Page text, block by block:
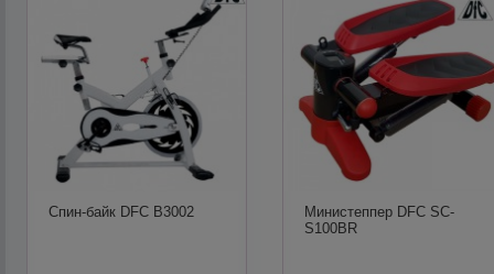
Спин-байк DFC B3002
Министеппер DFC SC-
S100BR